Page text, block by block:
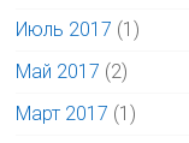
Июль 2017 (1)
Май 2017 (2)
Март 2017 (1)